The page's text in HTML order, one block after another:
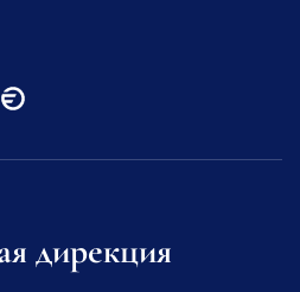
дирекция